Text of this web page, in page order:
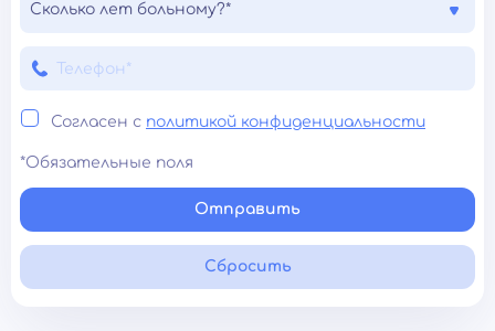
Сколько лет больному?*
Согласен с политикой конфиденциальности
*Обязательные поля
Отправить
Сбросить